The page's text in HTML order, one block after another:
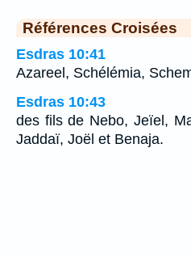
Références Croisées
Esdras 10:41
Azareel, Schélémia,
Esdras 10:43
des fils de Nebo, Jeïel,
Jaddaï, Joël et Benaja.